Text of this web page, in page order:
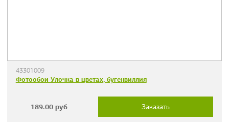
43301009
Фотообои Улочка в цветах, бугенвиллия
189.00 руб Заказать